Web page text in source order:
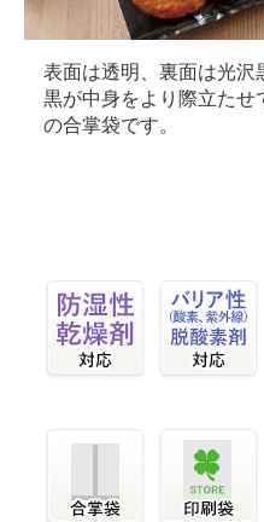
表面は透明、裏面は光
黒が中身をより際立たせ
の合掌袋です。